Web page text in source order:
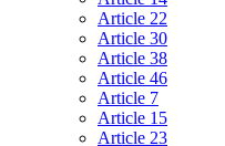
Article 22
Article 30
Article 38
Article 46
Article 7
Article 15
Article 23